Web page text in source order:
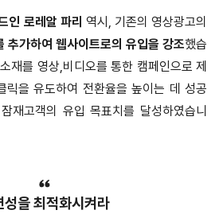
인 로레알 파리 역시, 기존의 영상광고의
추가하여 웹사이트로의 유입을 강조했습
재를 영상,비디오를 통한 캠페인으로 제
릭을 유도하여 전환율을 높이는 데 성공
재고객의 유입 목표치를 달성하였습니
성을 최적화시켜라